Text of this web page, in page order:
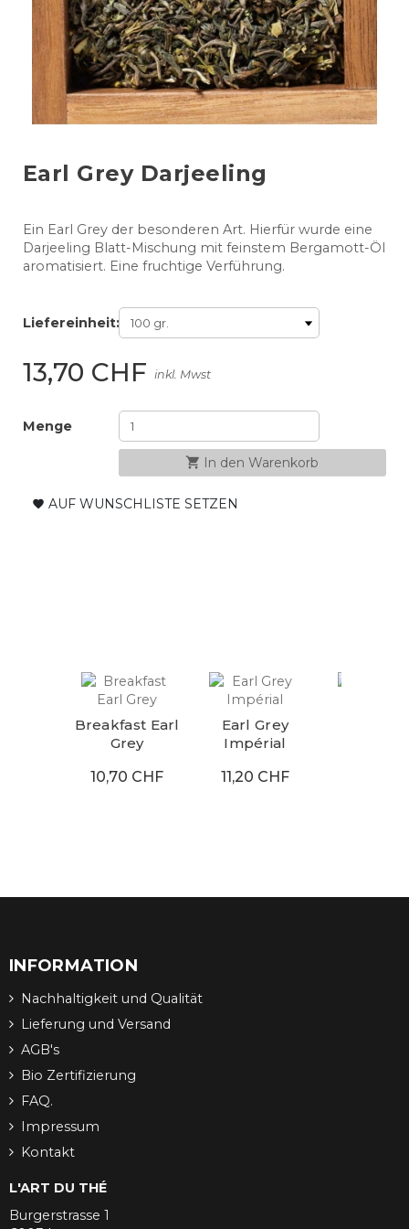
Earl Grey Darjeeling
Ein Earl Grey der besonderen Art. Hierfür wurde eine
Darjeeling Blatt-Mischung mit feinstem Bergamott-Öl
aromatisiert. Eine fruchtige Verführung.
Liefereinheit:
13,70 CHF inkl. Mwst
Menge
shopping_cart In den Warenkorb
favorite AUF WUNSCHLISTE SETZEN
Breakfast Earl
Grey
10,70 CHF
Earl Grey
Impérial
11,20 CHF
INFORMATION
Nachhaltigkeit und Qualität
Lieferung und Versand
AGB's
Bio Zertifizierung
FAQ.
Impressum
Kontakt
L'ART DU THÉ
Burgerstrasse 1